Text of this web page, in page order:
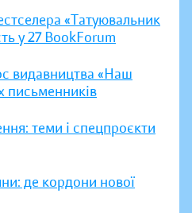
«Татуювальник
у 27 BookForum
видавництва «Наш
письменників
теми і спецпроєкти
де кордони нової